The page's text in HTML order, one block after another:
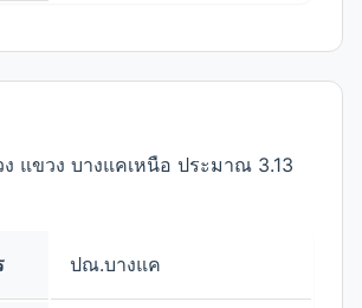
แขวง บางแคเหนือ ประมาณ 3.13
ปณ.บางแค